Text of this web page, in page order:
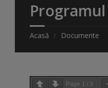
Acasă Documente
Page 1 / 3